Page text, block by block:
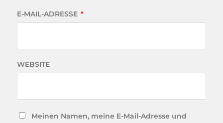
E-MAIL-ADRESSE *
WEBSITE
Meinen Namen, meine E-Mail-Adresse und